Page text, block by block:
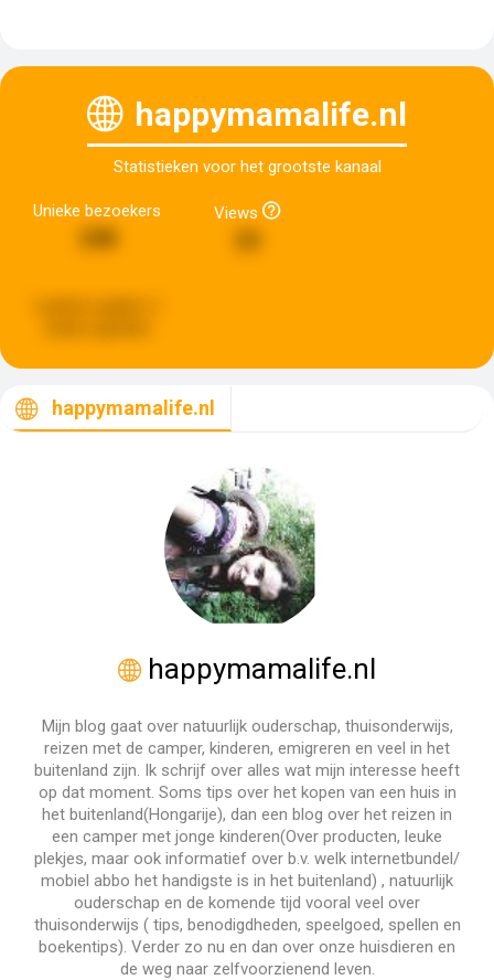
happymamalife.nl
Statistieken voor het grootste kanaal
Unieke bezoekers
248
Views
happymamalife.nl
happymamalife.nl
Mijn blog gaat over natuurlijk ouderschap, thuisonderwijs,
reizen met de camper, kinderen, emigreren en veel in het
buitenland zijn. Ik schrijf over alles wat mijn interesse heeft
op dat moment. Soms tips over het kopen van een huis in
het buitenland(Hongarije), dan een blog over het reizen in
een camper met jonge kinderen(Over producten, leuke
plekjes, maar ook informatief over b.v. welk internetbundel/
mobiel abbo het handigste is in het buitenland) , natuurlijk
ouderschap en de komende tijd vooral veel over
thuisonderwijs ( tips, benodigdheden, speelgoed, spellen en
boekentips). Verder zo nu en dan over onze huisdieren en
de weg naar zelfvoorzienend leven.